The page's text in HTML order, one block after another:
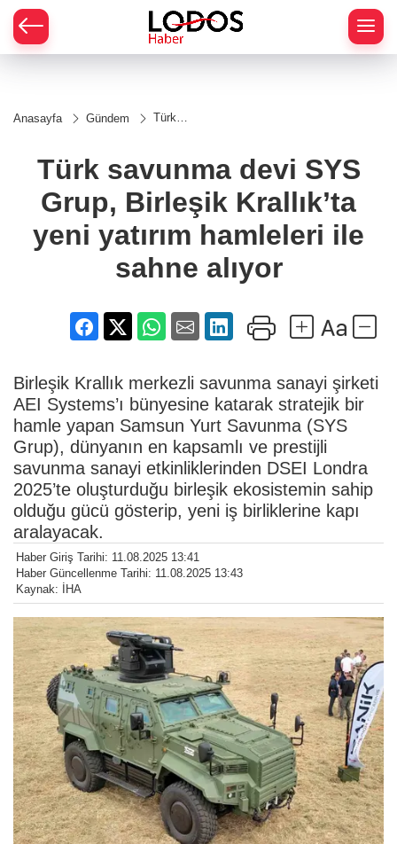
Anasayfa Gündem
Türk
Grup,
Krallık’ta
yeni
hamleleri
alıyor
Türk savunma devi SYS
Grup, Birleşik Krallık’ta
yeni yatırım hamleleri ile
sahne alıyor
Birleşik Krallık merkezli savunma sanayi şirketi
AEI Systems’ı bünyesine katarak stratejik bir
hamle yapan Samsun Yurt Savunma (SYS
Grup), dünyanın en kapsamlı ve prestijli
savunma sanayi etkinliklerinden DSEI Londra
2025’te oluşturduğu birleşik ekosistemin sahip
olduğu gücü gösterip, yeni iş birliklerine kapı
aralayacak.
Haber Giriş Tarihi: 11.08.2025 13:41
Haber Güncellenme Tarihi: 11.08.2025 13:43
Kaynak: İHA